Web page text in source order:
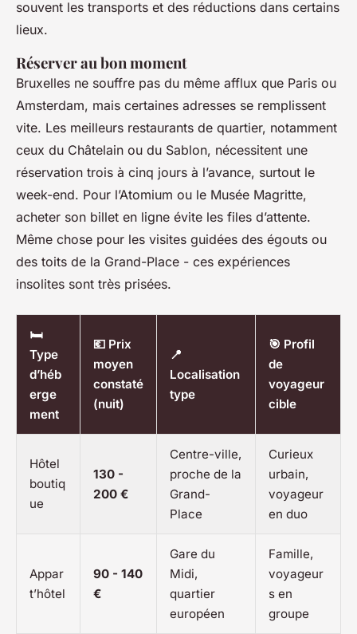
souvent les transports et des réductions dans certains
lieux.
Réserver au bon moment
Bruxelles ne souffre pas du même afflux que Paris ou
Amsterdam, mais certaines adresses se remplissent
vite. Les meilleurs restaurants de quartier, notamment
ceux du Châtelain ou du Sablon, nécessitent une
réservation trois à cinq jours à l’avance, surtout le
week-end. Pour l’Atomium ou le Musée Magritte,
acheter son billet en ligne évite les files d’attente.
Même chose pour les visites guidées des égouts ou
des toits de la Grand-Place - ces expériences
insolites sont très prisées.
🛏️
Type
d’héb
erge
ment
💶 Prix
moyen
constaté
(nuit)
📍
Localisation
type
🎯 Profil
de
voyageur
cible
Hôtel
boutiq
ue
130 -
200 €
Centre-ville,
proche de la
Grand-
Place
Curieux
urbain,
voyageur
en duo
Appar
t’hôtel
90 - 140
€
Gare du
Midi,
quartier
européen
Famille,
voyageur
s en
groupe